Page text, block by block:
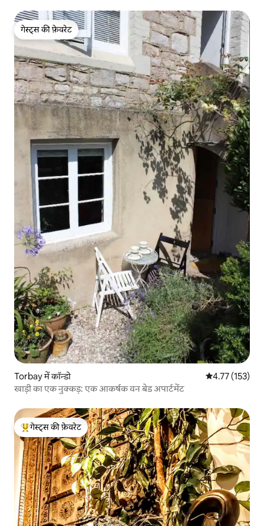
गेस्ट्स की फ़ेवरेट
गेस्ट्स की फ़ेवरेट
Torbay में कॉन्डो औसत रेटिंग 5 में से
4.77 (153)
खाड़ी का एक नुक्कड़: एक आकर्षक वन बेड अपार्टमेंट
गेस्ट्स का टॉप फ़ेवरेट
गेस्ट्स की फ़ेवरेट